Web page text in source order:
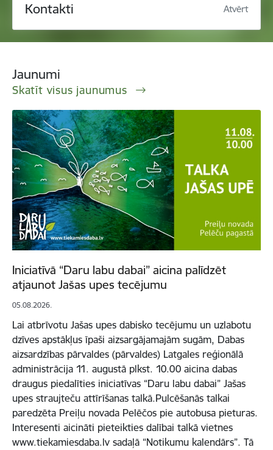
Kontakti Atvērt
Jaunumi
Skatīt visus jaunumus
Iniciatīvā “Daru labu dabai” aicina palīdzēt
atjaunot Jašas upes tecējumu
05.08.2026.
Lai atbrīvotu Jašas upes dabisko tecējumu un uzlabotu
dzīves apstākļus īpaši aizsargājamajām sugām, Dabas
aizsardzības pārvaldes (pārvaldes) Latgales reģionālā
administrācija 11. augustā plkst. 10.00 aicina dabas
draugus piedalīties iniciatīvas “Daru labu dabai” Jašas
upes straujteču attīrīšanas talkā.Pulcēšanās talkai
paredzēta Preiļu novada Pelēčos pie autobusa pieturas.
Interesenti aicināti pieteikties dalībai talkā vietnes
www.tiekamiesdaba.lv sadaļā “Notikumu kalendārs”. Tā